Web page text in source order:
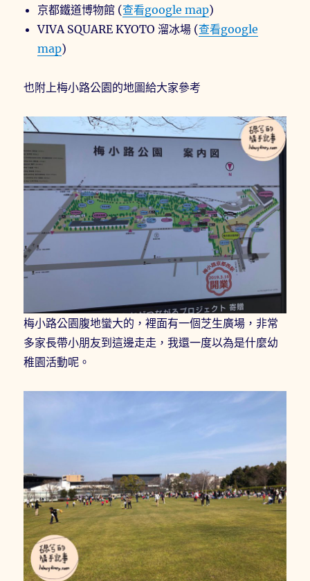
京都鐵道博物館 (查看google map)
VIVA SQUARE KYOTO 溜冰場 (查看google
map)
也附上梅小路公園的地圖給大家參考
梅小路公園腹地蠻大的，裡面有一個芝生廣場，非常
多家長帶小朋友到這邊走走，我還一度以為是什麼幼
稚園活動呢。